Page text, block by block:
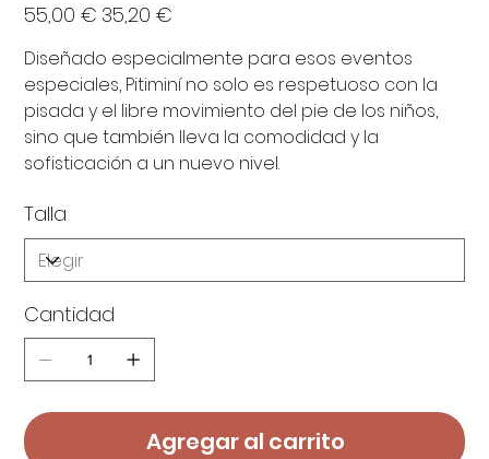
original
55,00 € de
35,20 €
Diseñado especialmente para esos eventos
especiales, Pitiminí no solo es respetuoso con la
pisada y el libre movimiento del pie de los niños,
sino que también lleva la comodidad y la
sofisticación a un nuevo nivel.
Talla
Cantidad
Agregar al carrito